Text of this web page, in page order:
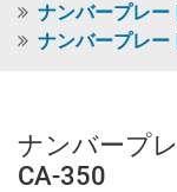
ナンバープレー
ナンバープレー
ナンバープ
CA-350